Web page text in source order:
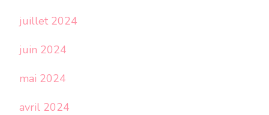
juillet 2024
juin 2024
mai 2024
avril 2024